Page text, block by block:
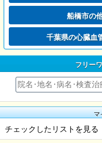
船橋市の
千葉県の心臓血
フリー
マ
チェックしたリストを見る